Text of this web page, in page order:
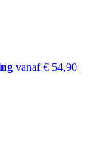
vanaf € 54,90